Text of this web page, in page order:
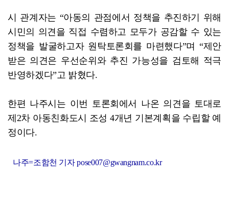
시 관계자는 “아동의 관점에서 정책을 추진하기 위해
시민의 의견을 직접 수렴하고 모두가 공감할 수 있는
정책을 발굴하고자 원탁토론회를 마련했다”며 “제안
받은 의견은 우선순위와 추진 가능성을 검토해 적극
반영하겠다”고 밝혔다.
한편 나주시는 이번 토론회에서 나온 의견을 토대로
제2차 아동친화도시 조성 4개년 기본계획을 수립할 예
정이다.
나주=조함천 기자 pose007@gwangnam.co.kr